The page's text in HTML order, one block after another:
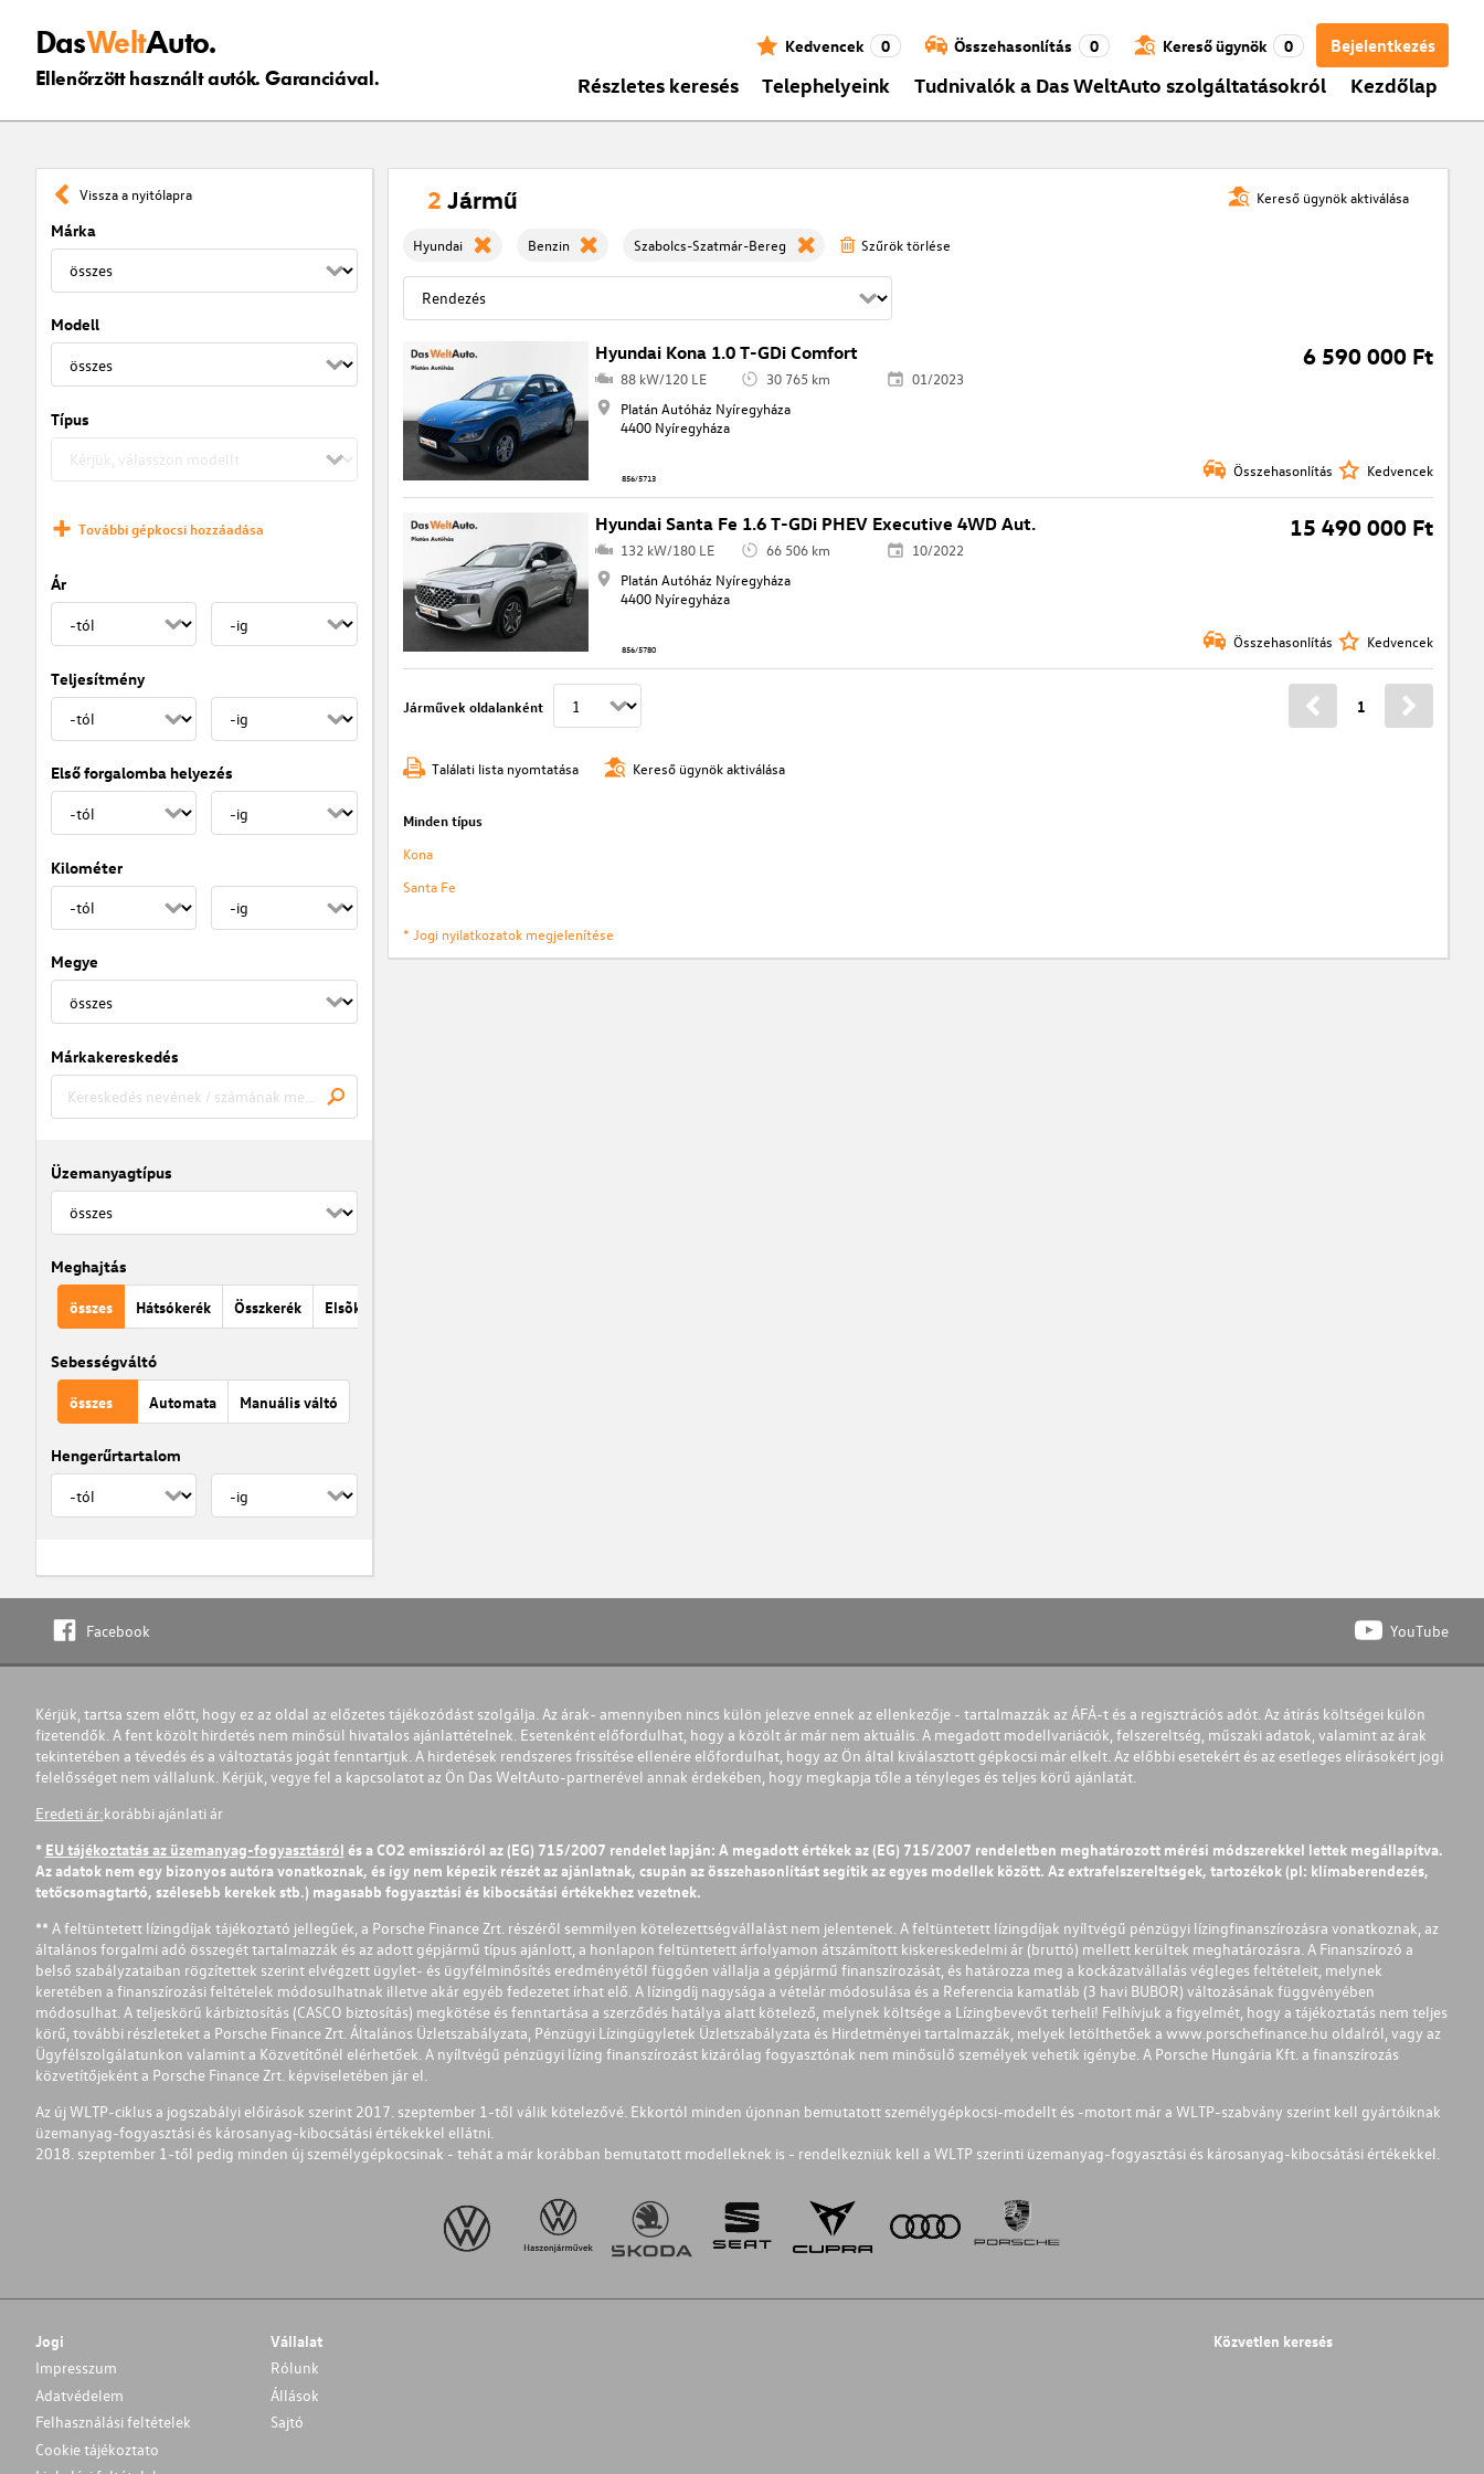
DasWeltAuto.
Ellenőrzött használt autók. Garanciával.
Bejelentkezés
Kedvencek 0 Összehasonlítás 0 Kereső ügynök 0
Részletes keresés Telephelyeink Tudnivalók a Das WeltAuto szolgáltatásokról Kezdőlap
Vissza a nyitólapra
Márka
Modell
Típus
További gépkocsi hozzáadása
Ár
Teljesítmény
Első forgalomba helyezés
Kilométer
Megye
Márkakereskedés
Üzemanyagtípus
Meghajtás
összes Hátsókerék Összkerék Elsõkerék
Sebességváltó
összes Automata Manuális váltó
Hengerűrtartalom
Kereső ügynök aktiválása
2 Jármű
Hyundai Benzin Szabolcs-Szatmár-Bereg Szűrök törlése
Hyundai Kona 1.0 T-GDi Comfort 6 590 000 Ft
88 kW/120 LE 30 765 km
01/2023
Platán Autóház Nyíregyháza
4400 Nyíregyháza
856/5713 Összehasonlítás Kedvencek
Hyundai Santa Fe 1.6 T-GDi PHEV Executive 4WD Aut. 15 490 000 Ft
132 kW/180 LE 66 506 km
10/2022
Platán Autóház Nyíregyháza
4400 Nyíregyháza
856/5780 Összehasonlítás Kedvencek
Járművek oldalanként 1
Találati lista nyomtatása Kereső ügynök aktiválása
Minden típus
Kona
Santa Fe
* Jogi nyilatkozatok megjelenítése
Facebook YouTube
Kérjük, tartsa szem előtt, hogy ez az oldal az előzetes tájékozódást szolgálja. Az árak- amennyiben nincs külön jelezve ennek az ellenkezője - tartalmazzák az ÁFÁ-t és a regisztrációs adót. Az átírás költségei külön
fizetendők. A fent közölt hirdetés nem minősül hivatalos ajánlattételnek. Esetenként előfordulhat, hogy a közölt ár már nem aktuális. A megadott modellvariációk, felszereltség, műszaki adatok, valamint az árak
tekintetében a tévedés és a változtatás jogát fenntartjuk. A hirdetések rendszeres frissítése ellenére előfordulhat, hogy az Ön által kiválasztott gépkocsi már elkelt. Az előbbi esetekért és az esetleges elírásokért jogi
felelősséget nem vállalunk. Kérjük, vegye fel a kapcsolatot az Ön Das WeltAuto-partnerével annak érdekében, hogy megkapja tőle a tényleges és teljes körű ajánlatát.
Eredeti ár:korábbi ajánlati ár
* EU tájékoztatás az üzemanyag-fogyasztásról és a CO2 emisszióról az (EG) 715/2007 rendelet lapján: A megadott értékek az (EG) 715/2007 rendeletben meghatározott mérési módszerekkel lettek megállapítva.
Az adatok nem egy bizonyos autóra vonatkoznak, és így nem képezik részét az ajánlatnak, csupán az összehasonlítást segítik az egyes modellek között. Az extrafelszereltségek, tartozékok (pl: klímaberendezés,
tetőcsomagtartó, szélesebb kerekek stb.) magasabb fogyasztási és kibocsátási értékekhez vezetnek.
** A feltüntetett lízingdíjak tájékoztató jellegűek, a Porsche Finance Zrt. részéről semmilyen kötelezettségvállalást nem jelentenek. A feltüntetett lízingdíjak nyíltvégű pénzügyi lízingfinanszírozásra vonatkoznak, az
általános forgalmi adó összegét tartalmazzák és az adott gépjármű típus ajánlott, a honlapon feltüntetett árfolyamon átszámított kiskereskedelmi ár (bruttó) mellett kerültek meghatározásra. A Finanszírozó a
belső szabályzataiban rögzítettek szerint elvégzett ügylet- és ügyfélminősítés eredményétől függően vállalja a gépjármű finanszírozását, és határozza meg a kockázatvállalás végleges feltételeit, melynek
keretében a finanszírozási feltételek módosulhatnak illetve akár egyéb fedezetet írhat elő. A lízingdíj nagysága a vételár módosulása és a Referencia kamatláb (3 havi BUBOR) változásának függvényében
módosulhat. A teljeskörű kárbiztosítás (CASCO biztosítás) megkötése és fenntartása a szerződés hatálya alatt kötelező, melynek költsége a Lízingbevevőt terheli! Felhívjuk a figyelmét, hogy a tájékoztatás nem teljes
körű, további részleteket a Porsche Finance Zrt. Általános Üzletszabályzata, Pénzügyi Lízingügyletek Üzletszabályzata és Hirdetményei tartalmazzák, melyek letölthetőek a www.porschefinance.hu oldalról, vagy az
Ügyfélszolgálatunkon valamint a Közvetítőnél elérhetőek. A nyíltvégű pénzügyi lízing finanszírozást kizárólag fogyasztónak nem minősülő személyek vehetik igénybe. A Porsche Hungária Kft. a finanszírozás
közvetítőjeként a Porsche Finance Zrt. képviseletében jár el.
Az új WLTP-ciklus a jogszabályi előírások szerint 2017. szeptember 1-től válik kötelezővé. Ekkortól minden újonnan bemutatott személygépkocsi-modellt és -motort már a WLTP-szabvány szerint kell gyártóiknak
üzemanyag-fogyasztási és károsanyag-kibocsátási értékekkel ellátni.
2018. szeptember 1-től pedig minden új személygépkocsinak - tehát a már korábban bemutatott modelleknek is - rendelkezniük kell a WLTP szerinti üzemanyag-fogyasztási és károsanyag-kibocsátási értékekkel.
Jogi
Impresszum
Adatvédelem
Felhasználási feltételek
Cookie tájékoztato
Vállalat
Rólunk
Állások
Sajtó
Közvetlen keresés